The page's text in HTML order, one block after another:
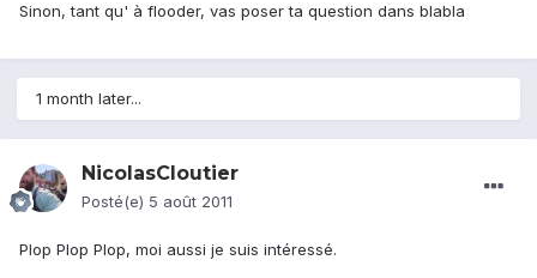
Sinon, tant qu' à flooder, vas poser ta question dans blabla
1 month later...
NicolasCloutier
Posté(e) 5 août 2011
Plop Plop Plop, moi aussi je suis intéressé.